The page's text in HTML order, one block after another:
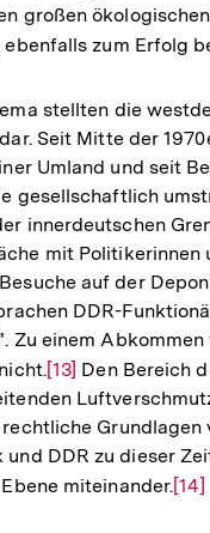
großen
zum Erfolg
stellten die
Seit Mitte der
Umland und seit
gesellschaftlich
innerdeutschen
mit Politikerinnen
auf der
DDR-
Zu einem
Zur
Auflösung
der
Fußnote
[13] Den Bereich
Grundlagen
und DDR zu dieser
miteinander.Zur
[14]